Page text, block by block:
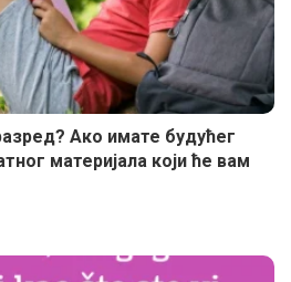
Ако имате будућег
материјала који ће вам